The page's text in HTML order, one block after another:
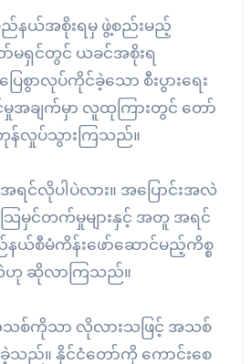
နယ်အစိုးရမှ ဖွဲ့စည်းမည့်
မရှင်တွင် ယခင်အစိုးရ
ာလုပ်ကိုင်ခဲ့သော စီးပွားရေး
င်မှုအချက်မှာ လူထုကြားတွင် တော်
န်လှုပ်သွားကြသည်။
ရင်လိုပါပဲလား။ အပြောင်းအလဲ
မှင်တက်မှုများနှင့် အတူ အရင်
နယ်စီမံကိန်းဖော်ဆောင်မည့်ကိစ္စ
ဟု ဆိုလာကြသည်။
ကိုသာ လိုလားသဖြင့် အသစ်
သည်။ နိုင်ငံတော်ကို ကောင်းစေ